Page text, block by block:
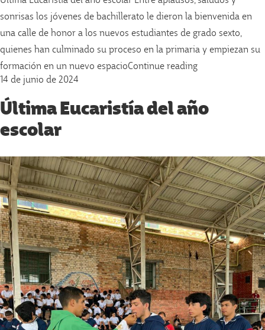
sonrisas los jóvenes de bachillerato le dieron la bienvenida en
una calle de honor a los nuevos estudiantes de grado sexto,
quienes han culminado su proceso en la primaria y empiezan su
formación en un nuevo espacioContinue reading«Calle de honor
14 de junio de 2024
Última Eucaristía del año
escolar